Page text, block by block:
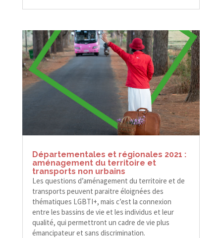
Départementales et régionales 2021 :
aménagement du territoire et
transports non urbains
Les questions d’aménagement du territoire et de
transports peuvent paraitre éloignées des
thématiques LGBTI+, mais c’est la connexion
entre les bassins de vie et les individus et leur
qualité, qui permettront un cadre de vie plus
émancipateur et sans discrimination.